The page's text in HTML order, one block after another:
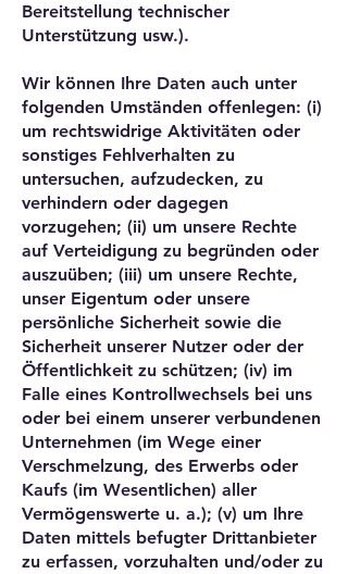
Bereitstellung technischer
Unterstützung usw.).
Wir können Ihre Daten auch unter
folgenden Umständen offenlegen: (i)
um rechtswidrige Aktivitäten oder
sonstiges Fehlverhalten zu
untersuchen, aufzudecken, zu
verhindern oder dagegen
vorzugehen; (ii) um unsere Rechte
auf Verteidigung zu begründen oder
auszuüben; (iii) um unsere Rechte,
unser Eigentum oder unsere
persönliche Sicherheit sowie die
Sicherheit unserer Nutzer oder der
Öffentlichkeit zu schützen; (iv) im
Falle eines Kontrollwechsels bei uns
oder bei einem unserer verbundenen
Unternehmen (im Wege einer
Verschmelzung, des Erwerbs oder
Kaufs (im Wesentlichen) aller
Vermögenswerte u. a.); (v) um Ihre
Daten mittels befugter Drittanbieter
zu erfassen, vorzuhalten und/oder zu